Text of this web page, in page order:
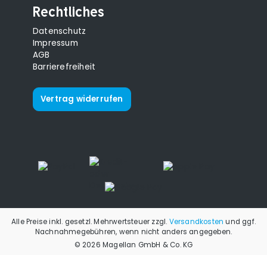
Rechtliches
Datenschutz
Impressum
AGB
Barrierefreiheit
Vertrag widerrufen
Alle Preise inkl. gesetzl. Mehrwertsteuer zzgl. Versandkosten und ggf.
Nachnahmegebühren, wenn nicht anders angegeben.
© 2026 Magellan GmbH & Co. KG